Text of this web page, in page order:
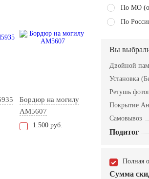
Бордюр на могилу
AM5607
1.500 руб.
По МО
По
Вы
Двойной
Установка
Ретушь
Покрытие
Самовывоз
Подитог
Полная
Сумма